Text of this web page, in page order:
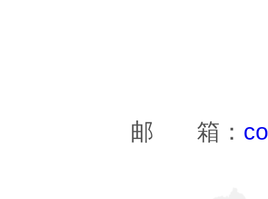
邮 箱：